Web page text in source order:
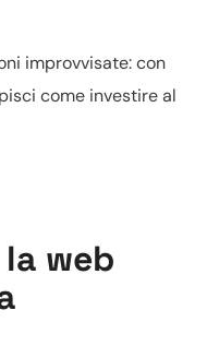
improvvisate: con
come investire al
web